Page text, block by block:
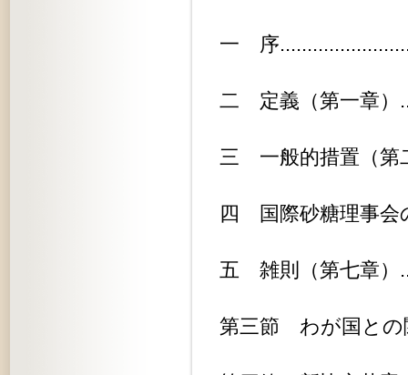
一 序
二 定義（第一章）
三 一般的措置（第
四 国際砂糖理事会
五 雑則（第七章）
第三節 わが国との